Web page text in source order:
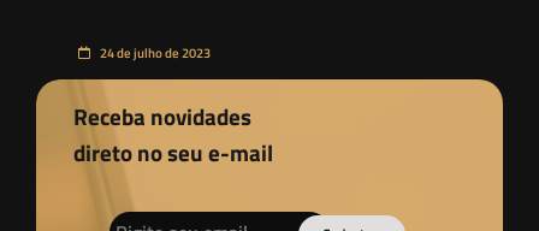
24 de julho de 2023
Receba novidades
direto no seu e-mail